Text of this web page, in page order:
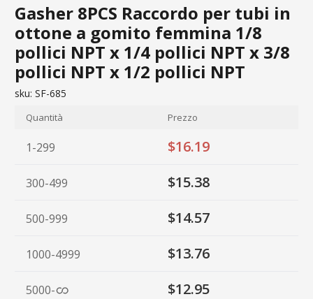
Gasher 8PCS Raccordo per tubi in
ottone a gomito femmina 1/8
pollici NPT x 1/4 pollici NPT x 3/8
pollici NPT x 1/2 pollici NPT
sku: SF-685
Quantità Prezzo
1-299 $16.19
300-499 $15.38
500-999 $14.57
1000-4999 $13.76
5000- $12.95